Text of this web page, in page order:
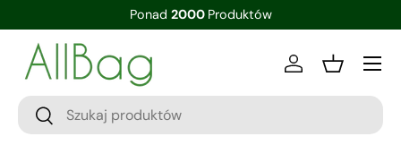
Ponad 2000 Produktów
Zaloguj sie
Kosz